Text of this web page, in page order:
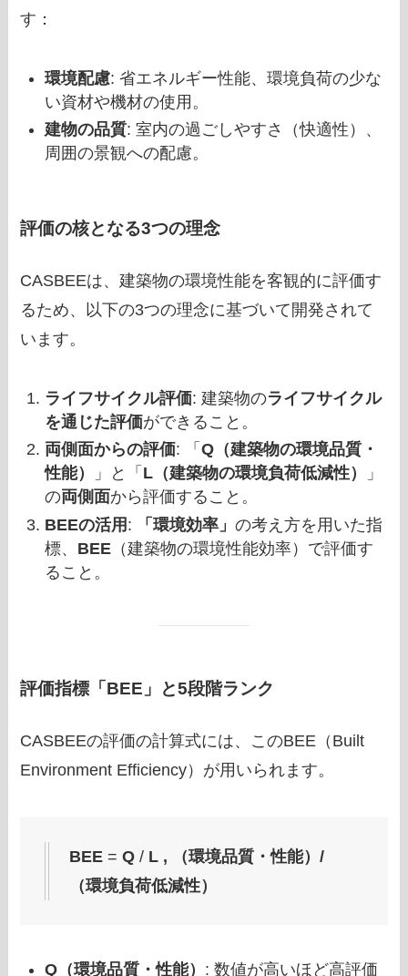
す：
環境配慮: 省エネルギー性能、環境負荷の少な
い資材や機材の使用。
建物の品質: 室内の過ごしやすさ（快適性）、
周囲の景観への配慮。
評価の核となる3つの理念
CASBEEは、建築物の環境性能を客観的に評価す
るため、以下の3つの理念に基づいて開発されて
います。
ライフサイクル評価: 建築物のライフサイクル
を通じた評価ができること。
両側面からの評価: 「Q（建築物の環境品質・
性能）
」と「 L（建築物の環境負荷低減性）
」
の両側面から評価すること。
BEEの活用 : 「環境効率」の考え方を用いた指
標、 BEE （建築物の環境性能効率）で評価す
ること。
評価指標「BEE」と5段階ランク
CASBEEの評価の計算式には、このBEE（Built
Environment Efficiency）が用いられます。
BEE =Q / L ,
（環境品質・性能）/
（環境負荷低減性）
Q（環境品質・性能） : 数値が高いほど高評価